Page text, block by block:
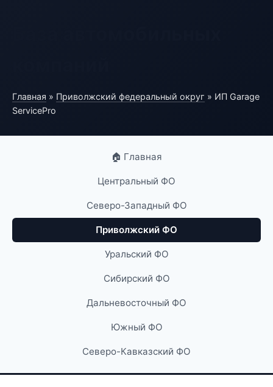
Главная » Приволжский федеральный округ » ИП Garage
ServicePro
🏠 Главная
Центральный ФО
Северо-Западный ФО
Приволжский ФО
Уральский ФО
Сибирский ФО
Дальневосточный ФО
Южный ФО
Северо-Кавказский ФО